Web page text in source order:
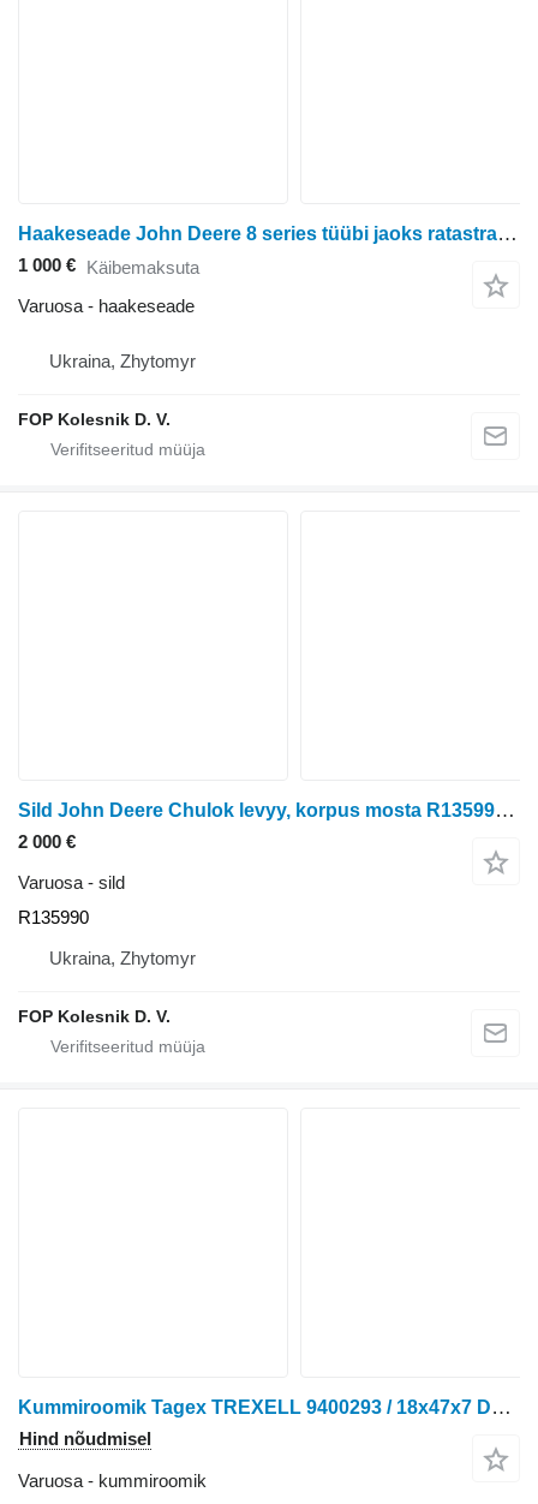
Haakeseade John Deere 8 series tüübi jaoks ratastraktori John Deere 8400
1 000 € Käibemaksuta
Varuosa - haakeseade
Ukraina, Zhytomyr
FOP Kolesnik D. V.
Sild John Deere Chulok levyy, korpus mosta R135990 tüübi jaoks ratastraktori John Deere 8100, 8200, 8300, 8400, 8110, 8210, 8310, 8410, 8120, 8220, 8320, 8420, 8520
2 000 €
Varuosa - sild
R135990
Ukraina, Zhytomyr
FOP Kolesnik D. V.
Kummiroomik Tagex TREXELL 9400293 / 18x47x7 DRB tüübi jaoks roomiktraktori John Deere 8100T, 8110T, 8120T, 8200T, 8210T, 8220T, 8230T, 8300T, 8310T, 8320T, 8330T, 8400T, 8410T, 8420T, 8430T
Hind nõudmisel
Varuosa - kummiroomik